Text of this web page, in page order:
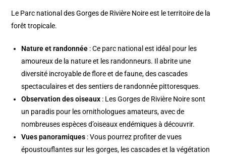
Le Parc national des Gorges de Rivière Noire est le territoire de la
forêt tropicale.
Nature et randonnée : Ce parc national est idéal pour les
amoureux de la nature et les randonneurs. Il abrite une
diversité incroyable de flore et de faune, des cascades
spectaculaires et des sentiers de randonnée pittoresques.
Observation des oiseaux : Les Gorges de Rivière Noire sont
un paradis pour les ornithologues amateurs, avec de
nombreuses espèces d’oiseaux endémiques à découvrir.
Vues panoramiques : Vous pourrez profiter de vues
époustouflantes sur les gorges, les cascades et la végétation